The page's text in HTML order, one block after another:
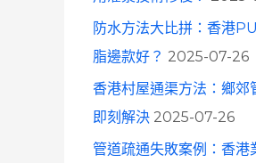
防水方法大比拼：香港
脂邊款好？ 2025-07-26
香港村屋通渠方法：鄉郊
即刻解決 2025-07-26
管道疏通失敗案例：香港